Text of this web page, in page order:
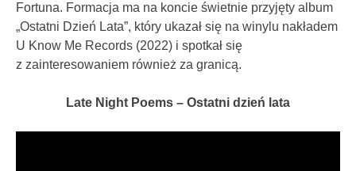
Fortuna. Formacja ma na koncie świetnie przyjęty album
„Ostatni Dzień Lata”, który ukazał się na winylu nakładem
U Know Me Records (2022) i spotkał się
z zainteresowaniem również za granicą.
Late Night Poems – Ostatni dzień lata